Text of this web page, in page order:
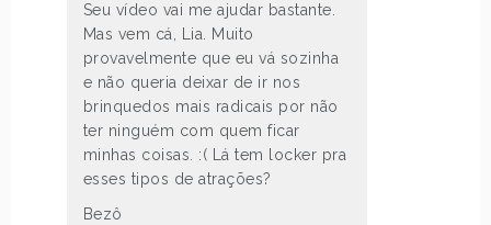
Seu vídeo vai me ajudar bastante.
Mas vem cá, Lia. Muito
provavelmente que eu vá sozinha
e não queria deixar de ir nos
brinquedos mais radicais por não
ter ninguém com quem ficar
minhas coisas. :( Lá tem locker pra
esses tipos de atrações?
Bezô